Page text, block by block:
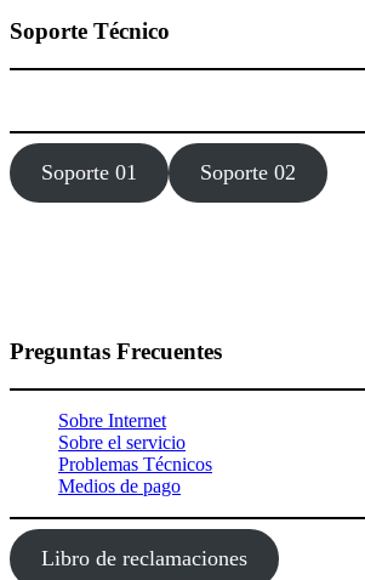
Soporte Técnico
Soporte 01 Soporte 02
Preguntas Frecuentes
Sobre Internet
Sobre el servicio
Problemas Técnicos
Medios de pago
Libro de reclamaciones